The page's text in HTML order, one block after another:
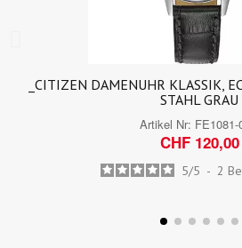
_CITIZEN DAMENUHR KLASSIK,
STAHL GRAU
Artikel Nr: FE1081-
CHF 120,00
5/5 - 2